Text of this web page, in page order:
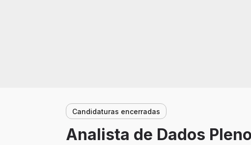
Candidaturas encerradas
Analista de Dados